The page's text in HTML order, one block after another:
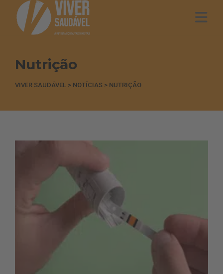
Nutrição
VIVER SAUDÁVEL > NOTÍCIAS > NUTRIÇÃO